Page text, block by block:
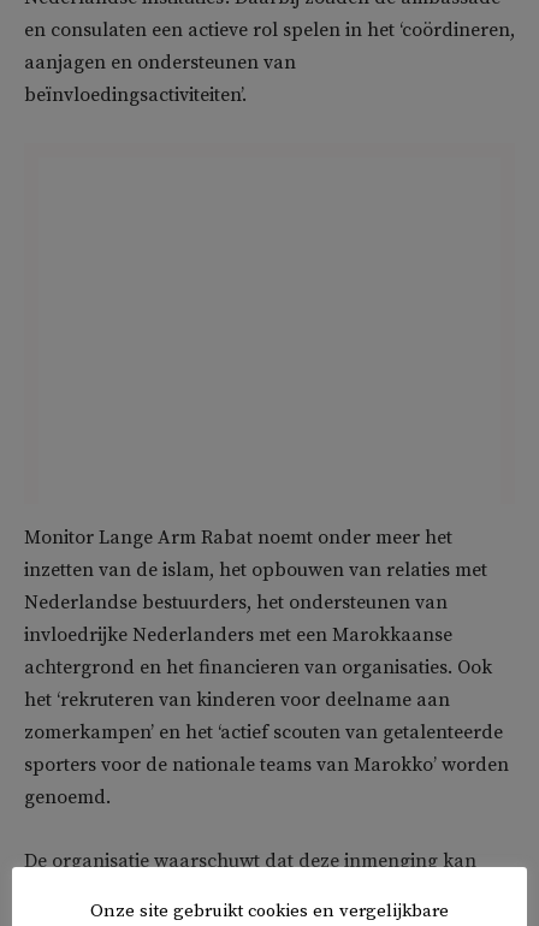
en consulaten een actieve rol spelen in het ‘coördineren,
aanjagen en ondersteunen van
beïnvloedingsactiviteiten’.
Monitor Lange Arm Rabat noemt onder meer het
inzetten van de islam, het opbouwen van relaties met
Nederlandse bestuurders, het ondersteunen van
invloedrijke Nederlanders met een Marokkaanse
achtergrond en het financieren van organisaties. Ook
het ‘rekruteren van kinderen voor deelname aan
zomerkampen’ en het ‘actief scouten van getalenteerde
sporters voor de nationale teams van Marokko’ worden
genoemd.
De organisatie waarschuwt dat deze inmenging kan
Onze site gebruikt cookies en vergelijkbare